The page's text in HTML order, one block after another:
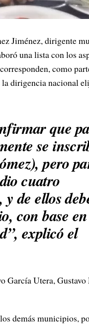
Jiménez, dirigente
una lista con los
como
la dirigencia nacional
que
se
pero
cuatro
y de ellos
con base
explicó el
García Utera,
demás municipios,